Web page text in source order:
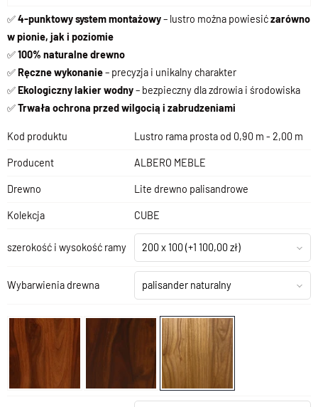
✅4-punktowy system montażowy– lustro można powiesićzarówno
w pionie, jak i poziomie
✅100% naturalne drewno
✅Ręczne wykonanie– precyzja i unikalny charakter
✅Ekologiczny lakier wodny– bezpieczny dla zdrowia i środowiska
✅Trwała ochrona przed wilgocią i zabrudzeniami
Kod produktu Lustro rama prosta od 0,90 m - 2,00 m
Producent ALBERO MEBLE
Drewno Lite drewno palisandrowe
Kolekcja CUBE
szerokość i wysokość ramy 200 x 100(+1 100,00 zł)
Wybarwienia drewna palisander naturalny